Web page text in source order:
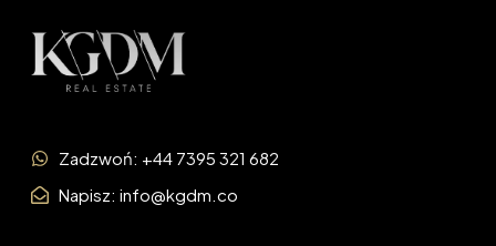
Zadzwoń: +44 7395 321 682
Napisz: info@kgdm.co